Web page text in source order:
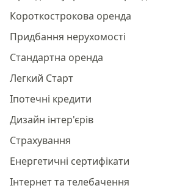
Короткострокова оренда
Придбання нерухомості
Стандартна оренда
Легкий Старт
Іпотечні кредити
Дизайн інтер'єрів
Страхування
Енергетичні сертифікати
Інтернет та телебачення